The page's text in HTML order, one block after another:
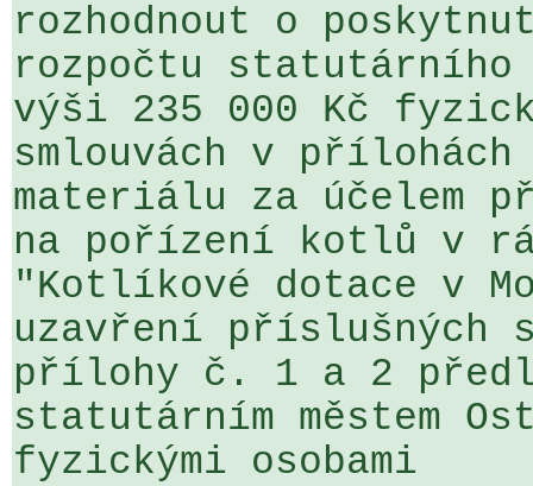
rozhodnout o
rozpočtu
výši 235 000 Kč
smlouvách v
materiálu za účelem
na pořízení kotlů v
"Kotlíkové dotace v
uzavření příslušných
přílohy č. 1 a 2
statutárním městem
fyzickými osobami